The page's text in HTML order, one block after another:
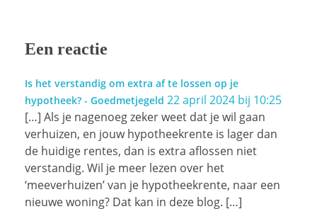
Een reactie
Is het verstandig om extra af te lossen op je
hypotheek? - Goedmetjegeld 22 april 2024 bij 10:25
[…] Als je nagenoeg zeker weet dat je wil gaan
verhuizen, en jouw hypotheekrente is lager dan
de huidige rentes, dan is extra aflossen niet
verstandig. Wil je meer lezen over het
‘meeverhuizen’ van je hypotheekrente, naar een
nieuwe woning? Dat kan in deze blog. […]